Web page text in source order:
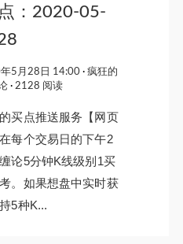
：2020-05-
5月28日 14:00
疯狂的
2128 阅读
买点推送服务【网页
每个交易日的下午2
论5分钟K线级别1买
。如果想盘中实时获
5种K...